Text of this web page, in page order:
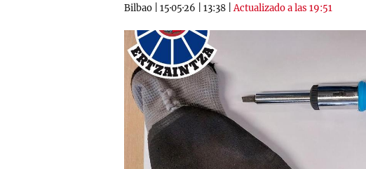
Bilbao 15·05·26 13:38 |Actualizado a las 19:51